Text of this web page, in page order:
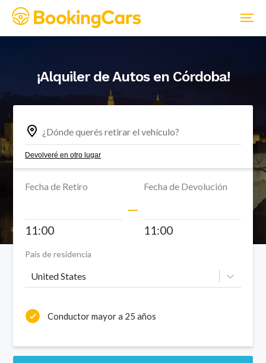
¡Alquiler de Autos en Córdoba!
Devolveré en otro lugar
Fecha de Retiro
11:00
Fecha de Devolución
11:00
País de residencia
United States
Conductor mayor a 25 años